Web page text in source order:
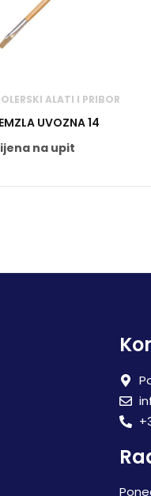
ALATI I PRIBOR
UVOZNA 14
na upit